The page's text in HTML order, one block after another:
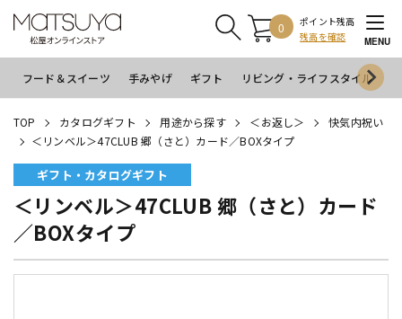
0
ポイント残高
残高を確認
MENU
フード＆スイーツ 手みやげ ギフト リビング・ライフスタイル
TOP カタログギフト 用途から探す ＜お返し＞
快気内祝い
＜リンベル＞47CLUB 郷（さと）カード／BOXタイプ
ギフト・カタログギフト
＜リンベル＞47CLUB 郷（さと）カード
／BOXタイプ